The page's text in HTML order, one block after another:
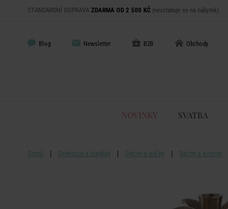
STANDARDNÍ DOPRAVA ZDARMA OD 2 500 KČ (nevztahuje se na nábytek)
Blog Newsletter B2B Obchody
NOVINKY SVATBA
Domů Dekorace a doplňky Svícny a svíčky Svícny a lucerny